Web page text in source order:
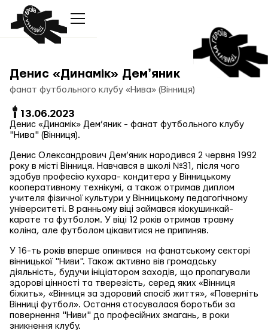
Денис «Динамік» Демʼяник
фанат футбольного клубу «Нива» (Вінниця)
13.06.2023
Денис «Динамік» Дем’яник - фанат футбольного клубу
"Нива" (Вінниця).
Денис Олександрович Дем’яник народився 2 червня 1992
року в місті Вінниця. Навчався в школі №31, після чого
здобув професію кухара- кондитера у Вінницькому
кооперативному технікумі, а також отримав диплом
учителя фізичної культури у Вінницькому педагогічному
університеті. В ранньому віці займався кіокушинкай-
карате та футболом. У віці 12 років отримав травму
коліна, але футболом цікавитися не припиняв.
У 16-ть років вперше опинився на фанатському секторі
вінницької "Ниви". Також активно вів громадську
діяльність, будучи ініціатором заходів, що пропагували
здорові цінності та тверезість, серед яких «Вінниця
біжить», «Вінниця за здоровий спосіб життя», «Поверніть
Вінниці футбол». Остання стосувалася боротьби за
повернення "Ниви" до професійних змагань, в роки
зникнення клубу.